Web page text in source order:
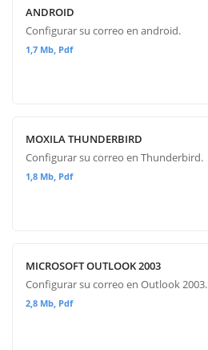
ANDROID
Configurar su correo en android.
1,7 Mb, Pdf
MOXILA THUNDERBIRD
Configurar su correo en Thunderbird.
1,8 Mb, Pdf
MICROSOFT OUTLOOK 2003
Configurar su correo en Outlook 2003.
2,8 Mb, Pdf